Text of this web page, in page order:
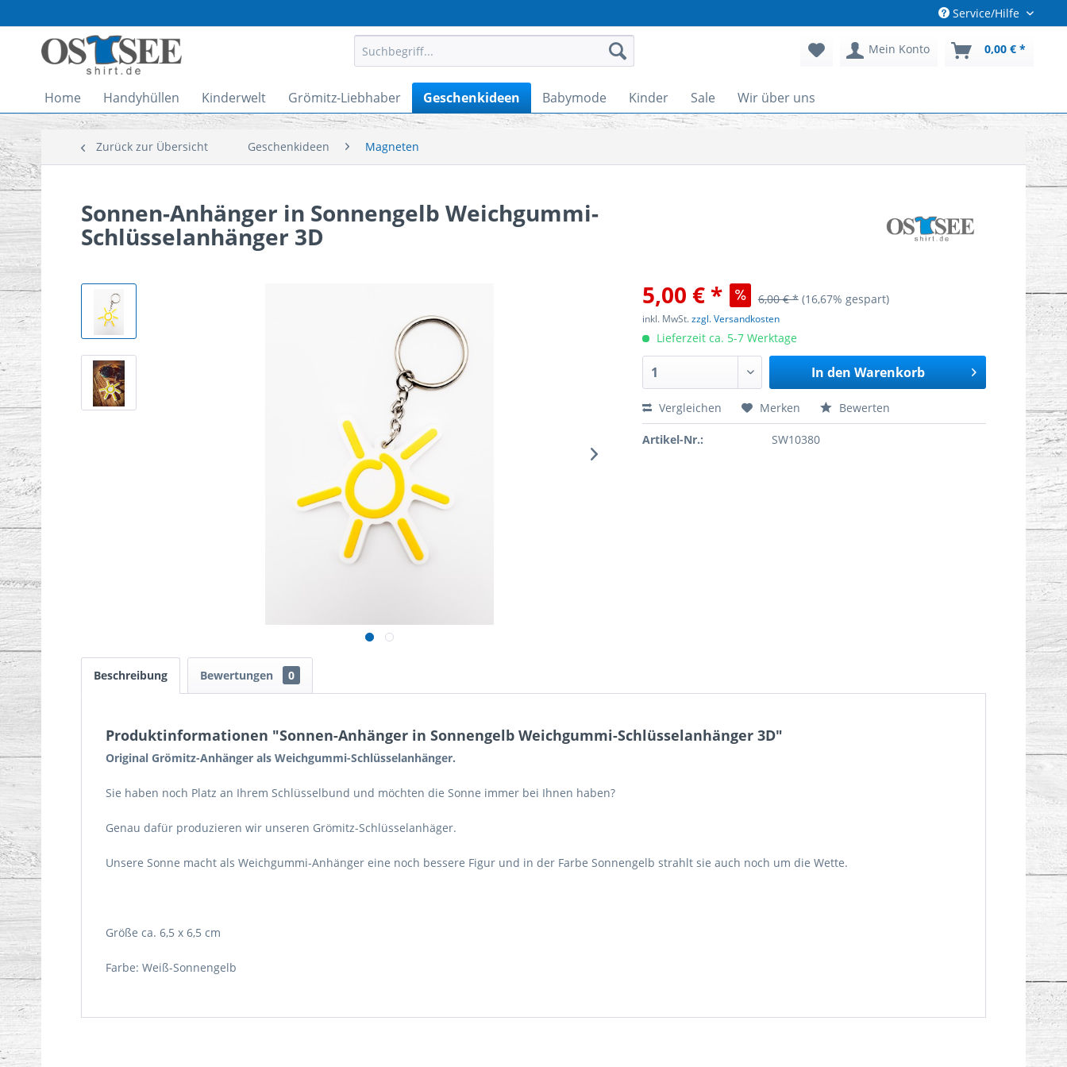
Service/Hilfe
Mein Konto 0,00 € *
Home Handyhüllen Kinderwelt Grömitz-Liebhaber Geschenkideen Babymode Kinder Sale Wir über uns
Zurück zur Übersicht Geschenkideen Magneten
Sonnen-Anhänger in Sonnengelb Weichgummi-
Schlüsselanhänger 3D
5,00 € *
6,00 € * (16,67% gespart)
inkl. MwSt.zzgl. Versandkosten
Lieferzeit ca. 5-7 Werktage
In den Warenkorb
Vergleichen Merken Bewerten
Artikel-Nr.: SW10380
Beschreibung Bewertungen 0
Produktinformationen "Sonnen-Anhänger in Sonnengelb Weichgummi-Schlüsselanhänger 3D"
Original Grömitz-Anhänger als Weichgummi-Schlüsselanhänger.
Sie haben noch Platz an Ihrem Schlüsselbund und möchten die Sonne immer bei Ihnen haben?
Genau dafür produzieren wir unseren Grömitz-Schlüsselanhäger.
Unsere Sonne macht als Weichgummi-Anhänger eine noch bessere Figur und in der Farbe Sonnengelb strahlt sie auch noch um die Wette.
Größe ca. 6,5 x 6,5 cm
Farbe: Weiß-Sonnengelb